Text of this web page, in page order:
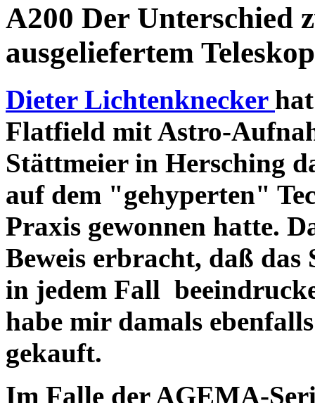
A200 Der Unterschied
ausgeliefertem
Dieter Lichtenknecker
Flatfield mit Astro-
Stättmeier in Hersching
auf dem "gehyperten"
Praxis gewonnen hatte.
Beweis erbracht, daß das
in jedem Fall
habe mir damals
gekauft.
Im Falle der AGEMA-